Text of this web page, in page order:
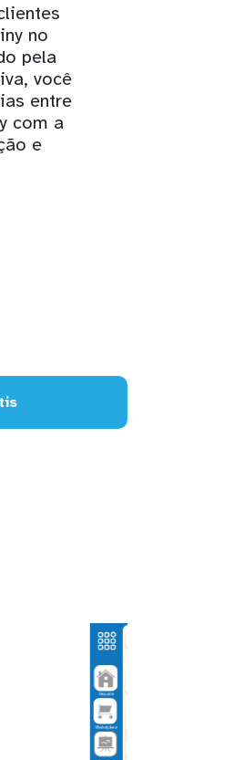
no
pela
você
entre
com a
e